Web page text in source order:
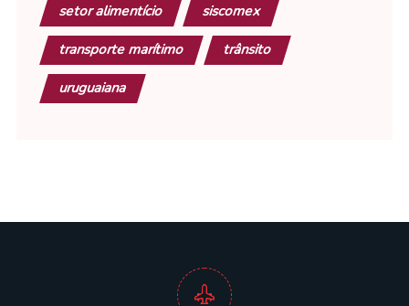
setor alimentício siscomex
transporte marítimo trânsito
uruguaiana